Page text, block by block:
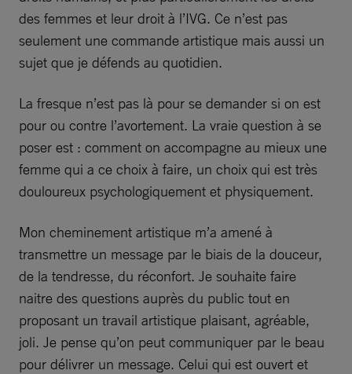
des femmes et leur droit à l’IVG. Ce n’est pas
seulement une commande artistique mais aussi un
sujet que je défends au quotidien.
La fresque n’est pas là pour se demander si on est
pour ou contre l’avortement. La vraie question à se
poser est : comment on accompagne au mieux une
femme qui a ce choix à faire, un choix qui est très
douloureux psychologiquement et physiquement.
Mon cheminement artistique m’a amené à
transmettre un message par le biais de la douceur,
de la tendresse, du réconfort. Je souhaite faire
naitre des questions auprès du public tout en
proposant un travail artistique plaisant, agréable,
joli. Je pense qu’on peut communiquer par le beau
pour délivrer un message. Celui qui est ouvert et